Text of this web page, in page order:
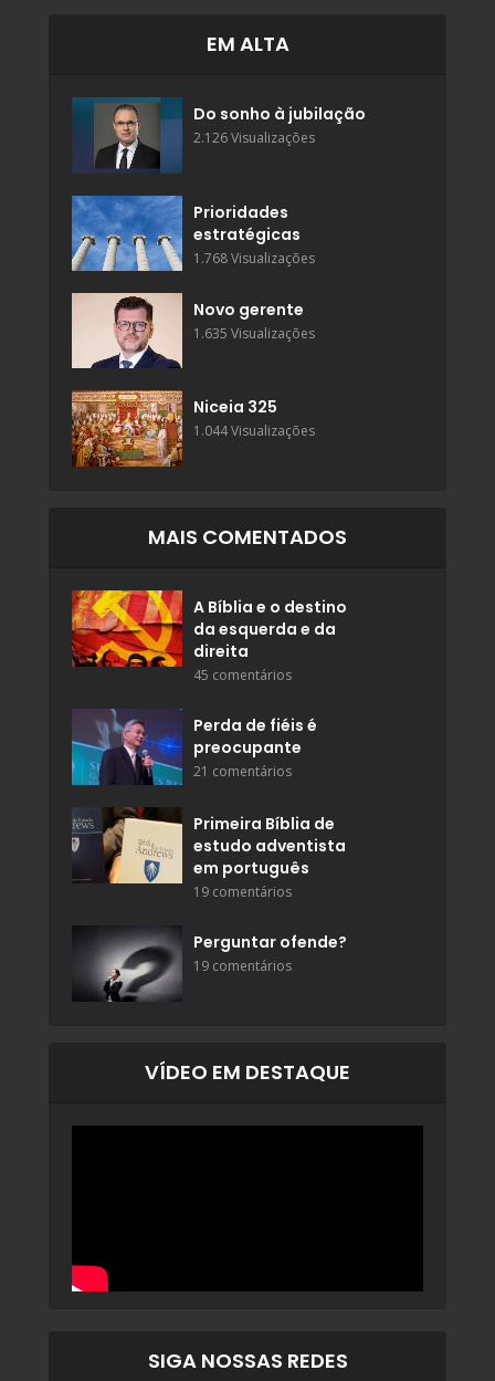
EM ALTA
Do sonho à jubilação
2.126 Visualizações
Prioridades
estratégicas
1.768 Visualizações
Novo gerente
1.635 Visualizações
Niceia 325
1.044 Visualizações
MAIS COMENTADOS
A Bíblia e o destino
da esquerda e da
direita
45 comentários
Perda de fiéis é
preocupante
21 comentários
Primeira Bíblia de
estudo adventista
em português
19 comentários
Perguntar ofende?
19 comentários
VÍDEO EM DESTAQUE
SIGA NOSSAS REDES